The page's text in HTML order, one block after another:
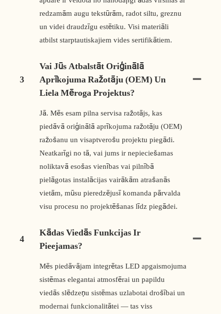
redzamām augu tekstūrām, radot siltu, greznu
un videi draudzīgu estētiku. Visi materiāli
atbilst starptautiskajiem vides sertifikātiem.
3
Vai Jūs Atbalstāt Oriģinālā
Aprīkojuma Ražotāju (OEM) Un
Liela Mēroga Projektus?
Jā. Mēs esam pilna servisa ražotājs, kas
piedāvā oriģinālā aprīkojuma ražotāju (OEM)
ražošanu un visaptverošu projektu piegādi.
Neatkarīgi no tā, vai jums ir nepieciešamas
noliktavā esošas vienības vai pilnībā
pielāgotas instalācijas vairākām atrašanās
vietām, mūsu pieredzējusī komanda pārvalda
visu procesu no projektēšanas līdz piegādei.
4
Kādas Viedās Funkcijas Ir
Pieejamas?
Mēs piedāvājam integrētas LED apgaismojuma
sistēmas elegantai atmosfērai un papildu
viedās slēdzeņu sistēmas uzlabotai drošībai un
modernai funkcionalitātei — tas viss